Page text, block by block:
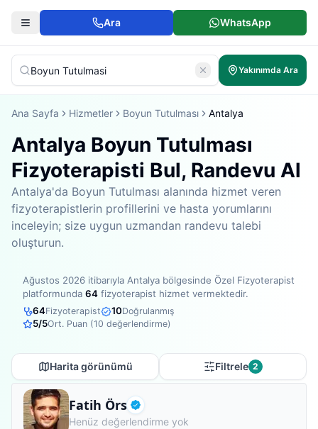
Ara WhatsApp
Yakınımda Ara
Ana Sayfa Hizmetler Boyun Tutulması Antalya
Antalya Boyun Tutulması
Fizyoterapisti Bul, Randevu Al
Antalya'da Boyun Tutulması alanında hizmet veren
fizyoterapistlerin profillerini ve hasta yorumlarını
inceleyin; size uygun uzmandan randevu talebi
oluşturun.
Ağustos 2026 itibarıyla Antalya bölgesinde Özel Fizyoterapist
platformunda 64 fizyoterapist hizmet vermektedir.
64Fizyoterapist 10Doğrulanmış
5/5Ort. Puan (10 değerlendirme)
Harita görünümü Filtrele 2
Fatih Örs Doğrulanmış
Fizyoterapist
Henüz değerlendirme yok